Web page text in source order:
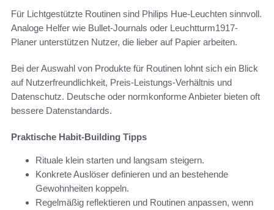
Für Lichtgestützte Routinen sind Philips Hue-Leuchten sinnvoll.
Analoge Helfer wie Bullet-Journals oder Leuchtturm1917-
Planer unterstützen Nutzer, die lieber auf Papier arbeiten.
Bei der Auswahl von Produkte für Routinen lohnt sich ein Blick
auf Nutzerfreundlichkeit, Preis-Leistungs-Verhältnis und
Datenschutz. Deutsche oder normkonforme Anbieter bieten oft
bessere Datenstandards.
Praktische Habit-Building Tipps
Rituale klein starten und langsam steigern.
Konkrete Auslöser definieren und an bestehende
Gewohnheiten koppeln.
Regelmäßig reflektieren und Routinen anpassen, wenn